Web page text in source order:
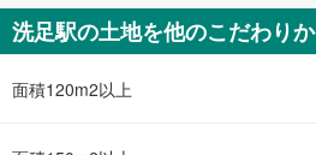
洗足駅の土地を他のこだわり
面積120m2以上